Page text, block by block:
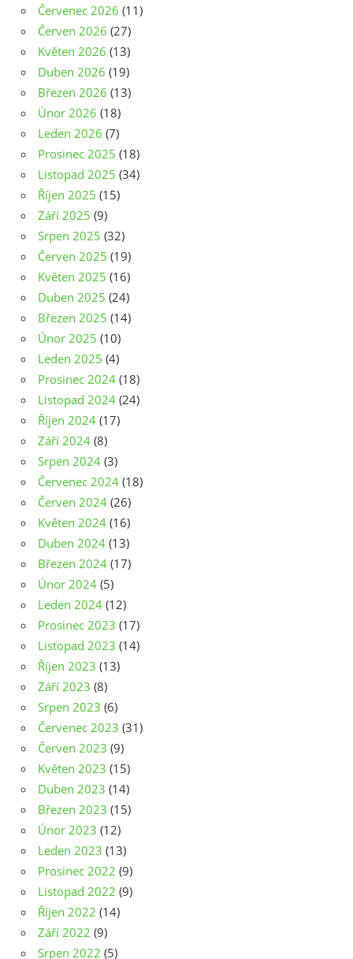
Červenec 2026 (11)
Červen 2026 (27)
Květen 2026 (13)
Duben 2026 (19)
Březen 2026 (13)
Únor 2026 (18)
Leden 2026 (7)
Prosinec 2025 (18)
Listopad 2025 (34)
Říjen 2025 (15)
Září 2025 (9)
Srpen 2025 (32)
Červen 2025 (19)
Květen 2025 (16)
Duben 2025 (24)
Březen 2025 (14)
Únor 2025 (10)
Leden 2025 (4)
Prosinec 2024 (18)
Listopad 2024 (24)
Říjen 2024 (17)
Září 2024 (8)
Srpen 2024 (3)
Červenec 2024 (18)
Červen 2024 (26)
Květen 2024 (16)
Duben 2024 (13)
Březen 2024 (17)
Únor 2024 (5)
Leden 2024 (12)
Prosinec 2023 (17)
Listopad 2023 (14)
Říjen 2023 (13)
Září 2023 (8)
Srpen 2023 (6)
Červenec 2023 (31)
Červen 2023 (9)
Květen 2023 (15)
Duben 2023 (14)
Březen 2023 (15)
Únor 2023 (12)
Leden 2023 (13)
Prosinec 2022 (9)
Listopad 2022 (9)
Říjen 2022 (14)
Září 2022 (9)
Srpen 2022 (5)